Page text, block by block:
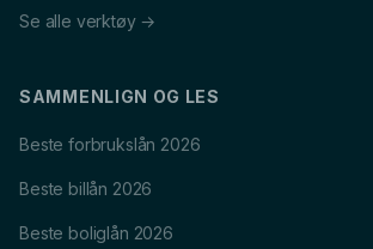
Se alle verktøy →
SAMMENLIGN OG LES
Beste forbrukslån 2026
Beste billån 2026
Beste boliglån 2026